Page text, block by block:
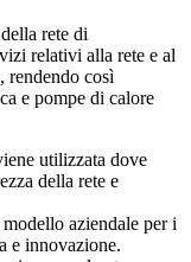
rete di
relativi alla rete e al
rendendo così
e pompe di calore
utilizzata dove
della rete e
aziendale per i
e innovazione.